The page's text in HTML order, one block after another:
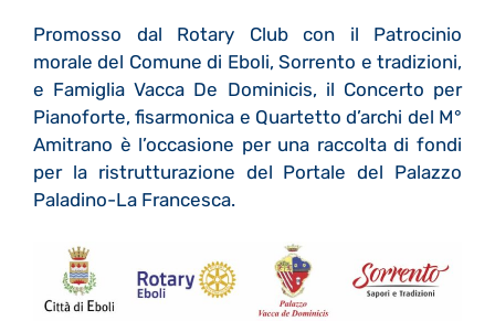
Promosso dal Rotary Club con il Patrocinio
morale del Comune di Eboli, Sorrento e tradizioni,
e Famiglia Vacca De Dominicis, il Concerto per
Pianoforte, fisarmonica e Quartetto d’archi del M°
Amitrano è l’occasione per una raccolta di fondi
per la ristrutturazione del Portale del Palazzo
Paladino-La Francesca.